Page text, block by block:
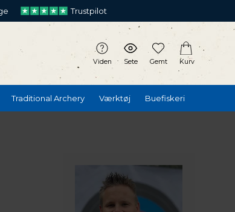
Trustpilot
Viden Sete Gemt Kurv
Traditional Archery Værktøj Buefiskeri